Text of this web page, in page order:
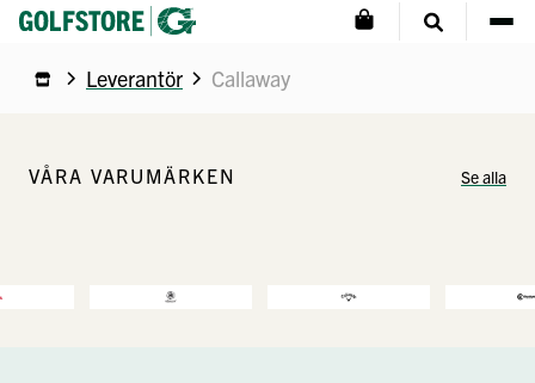
Leverantör Callaway
VÅRA VARUMÄRKEN Se alla